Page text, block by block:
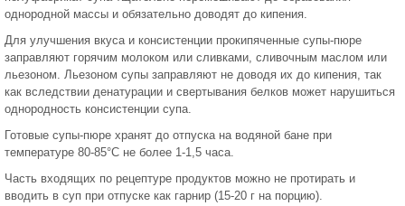
однородной массы и обязательно доводят до кипения.
Для улучшения вкуса и консистенции прокипяченные супы-пюре
заправляют горячим молоком или сливками, сливочным маслом или
льезоном. Льезоном супы заправляют не доводя их до кипения, так
как вследствии денатурации и свертывания белков может нарушиться
однородность консистенции супа.
Готовые супы-пюре хранят до отпуска на водяной бане при
температуре 80-85°С не более 1-1,5 часа.
Часть входящих по рецептуре продуктов можно не протирать и
вводить в суп при отпуске как гарнир (15-20 г на порцию).